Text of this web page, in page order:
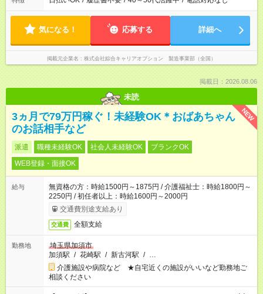
気になる！ 応募する 詳細へ
掲載元企業名 株式会社綜合キャリアオプション 製造事業部（全国）
掲載日：2026.08.06
未読
NEW
3ヵ月で79万円稼ぐ！未経験OK＊おばあちゃん
のお話相手など
派遣 職種未経験OK 社会人未経験OK
ブランクOK
WEB登録・面接OK
給与
無資格の方：時給1500円～1875円 / 介護福祉士：時給1800円～
2250円 / 初任者以上：時給1600円～2000円
交通費別途支給あり
交通費 全額支給
勤務地
埼玉県加須市
加須駅 / 花崎駅 / 新古河駅 / …
介護施設や病院など ★自宅近くの施設がいいなど勤務地ご
相談ください